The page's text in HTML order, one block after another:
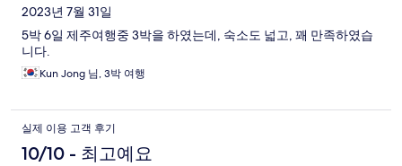
2023년 7월 31일
5박 6일 제주여행중 3박을 하였는데, 숙소도 넓고, 꽤 만족하였습
니다.
Kun Jong 님, 3박 여행
실제 이용 고객 후기
10/10 - 최고예요